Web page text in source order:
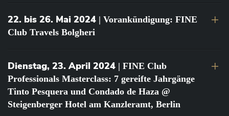
22. bis 26. Mai 2024 | Vorankündigung: FINE
Club Travels Bolgheri
Dienstag, 23. April 2024 | FINE Club
Professionals Masterclass: 7 gereifte Jahrgänge
Tinto Pesquera und Condado de Haza @
Steigenberger Hotel am Kanzleramt, Berlin